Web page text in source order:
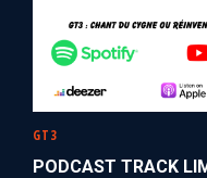
GT3
PODCAST TRACK